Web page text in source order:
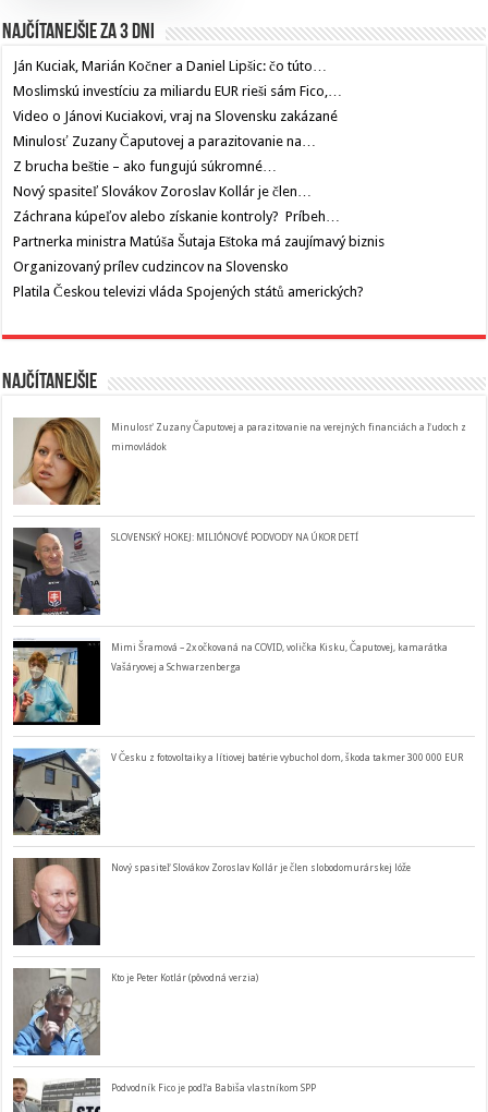
Najčítanejšie za 3 dni
Ján Kuciak, Marián Kočner a Daniel Lipšic: čo túto…
Moslimskú investíciu za miliardu EUR rieši sám Fico,…
Video o Jánovi Kuciakovi, vraj na Slovensku zakázané
Minulosť Zuzany Čaputovej a parazitovanie na…
Z brucha beštie – ako fungujú súkromné…
Nový spasiteľ Slovákov Zoroslav Kollár je člen…
Záchrana kúpeľov alebo získanie kontroly? Príbeh…
Partnerka ministra Matúša Šutaja Eštoka má zaujímavý biznis
Organizovaný prílev cudzincov na Slovensko
Platila Českou televizi vláda Spojených států amerických?
Najčítanejšie
Minulosť Zuzany Čaputovej a parazitovanie na verejných financiách a ľudoch z
mimovládok
SLOVENSKÝ HOKEJ: MILIÓNOVÉ PODVODY NA ÚKOR DETÍ
Mimi Šramová – 2x očkovaná na COVID, volička Kisku, Čaputovej, kamarátka
Vašáryovej a Schwarzenberga
V Česku z fotovoltaiky a lítiovej batérie vybuchol dom, škoda takmer 300 000 EUR
Nový spasiteľ Slovákov Zoroslav Kollár je člen slobodomurárskej lóže
Kto je Peter Kotlár (pôvodná verzia)
Podvodník Fico je podľa Babiša vlastníkom SPP